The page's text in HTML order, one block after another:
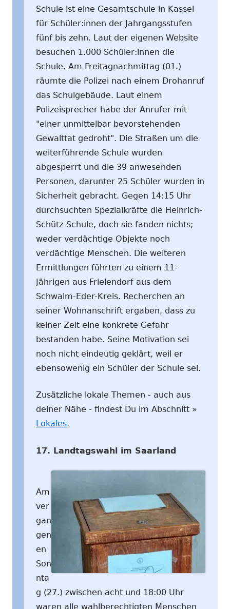
Schule ist eine Gesamtschule in Kassel
für Schüler:innen der Jahrgangsstufen
fünf bis zehn. Laut der eigenen Website
besuchen 1.000 Schüler:innen die
Schule. Am Freitagnachmittag (01.)
räumte die Polizei nach einem Drohanruf
das Schulgebäude. Laut einem
Polizeisprecher habe der Anrufer mit
"einer unmittelbar bevorstehenden
Gewalttat gedroht". Die Straßen um die
weiterführende Schule wurden
abgesperrt und die 39 anwesenden
Personen, darunter 25 Schüler wurden in
Sicherheit gebracht. Gegen 14:15 Uhr
durchsuchten Spezialkräfte die Heinrich-
Schütz-Schule, doch sie fanden nichts;
weder verdächtige Objekte noch
verdächtige Menschen. Die weiteren
Ermittlungen führten zu einem 11-
Jährigen aus Frielendorf aus dem
Schwalm-Eder-Kreis. Recherchen an
seiner Wohnanschrift ergaben, dass zu
keiner Zeit eine konkrete Gefahr
bestanden habe. Seine Motivation sei
noch nicht eindeutig geklärt, weil er
ebensowenig ein Schüler der Schule sei.
Zusätzliche lokale Themen - auch aus
deiner Nähe - findest Du im Abschnitt »
Lokales.
17. Landtagswahl im Saarland
Am
ver
gan
gen
en
Son
nta
g (27.) zwischen acht und 18:00 Uhr
waren alle wahlberechtigten Menschen